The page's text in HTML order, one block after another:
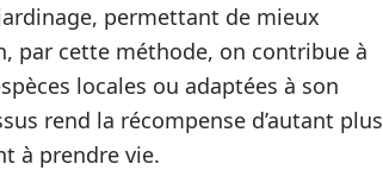
permettant de mieux
par cette méthode, on contribue à
locales ou adaptées à son
rend la récompense d’autant plus
à prendre vie.